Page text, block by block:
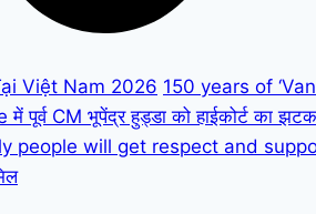
Việt Nam 2026 150 years of
CM भूपेंद्र हुड्डा को हाईकोर्ट का
people will get respect and support :